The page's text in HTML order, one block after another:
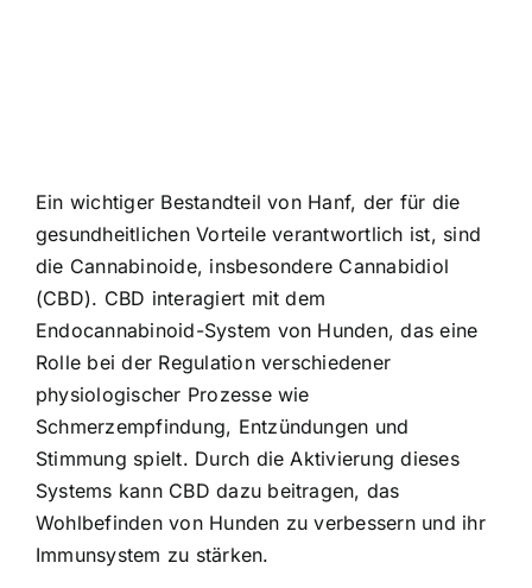
Ein wichtiger Bestandteil von Hanf, der für die
gesundheitlichen Vorteile verantwortlich ist, sind
die Cannabinoide, insbesondere Cannabidiol
(CBD). CBD interagiert mit dem
Endocannabinoid-System von Hunden, das eine
Rolle bei der Regulation verschiedener
physiologischer Prozesse wie
Schmerzempfindung, Entzündungen und
Stimmung spielt. Durch die Aktivierung dieses
Systems kann CBD dazu beitragen, das
Wohlbefinden von Hunden zu verbessern und ihr
Immunsystem zu stärken.